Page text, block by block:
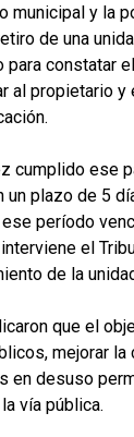
municipal y la
de una
para constatar
al propietario y
cumplido ese
un plazo de 5
período
el
de la
que el
mejorar la
en desuso
vía pública.